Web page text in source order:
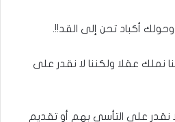
أكباد تحن إلى القد!!.
نملك عقلا ولكننا لا نقدر على
نقدر على التأسي بهم أو تقديم